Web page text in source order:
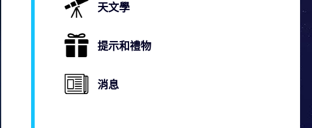
天文學
提示和禮物
消息